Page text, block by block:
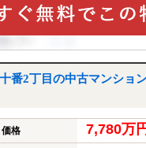
番2丁目の中古マンショ
価格 7,780万